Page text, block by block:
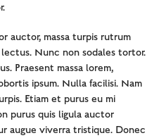
auctor, massa turpis rutrum
Nunc non sodales tortor.
Praesent massa lorem,
ipsum. Nulla facilisi. Nam
Etiam et purus eu mi
purus quis ligula auctor
augue viverra tristique. Donec